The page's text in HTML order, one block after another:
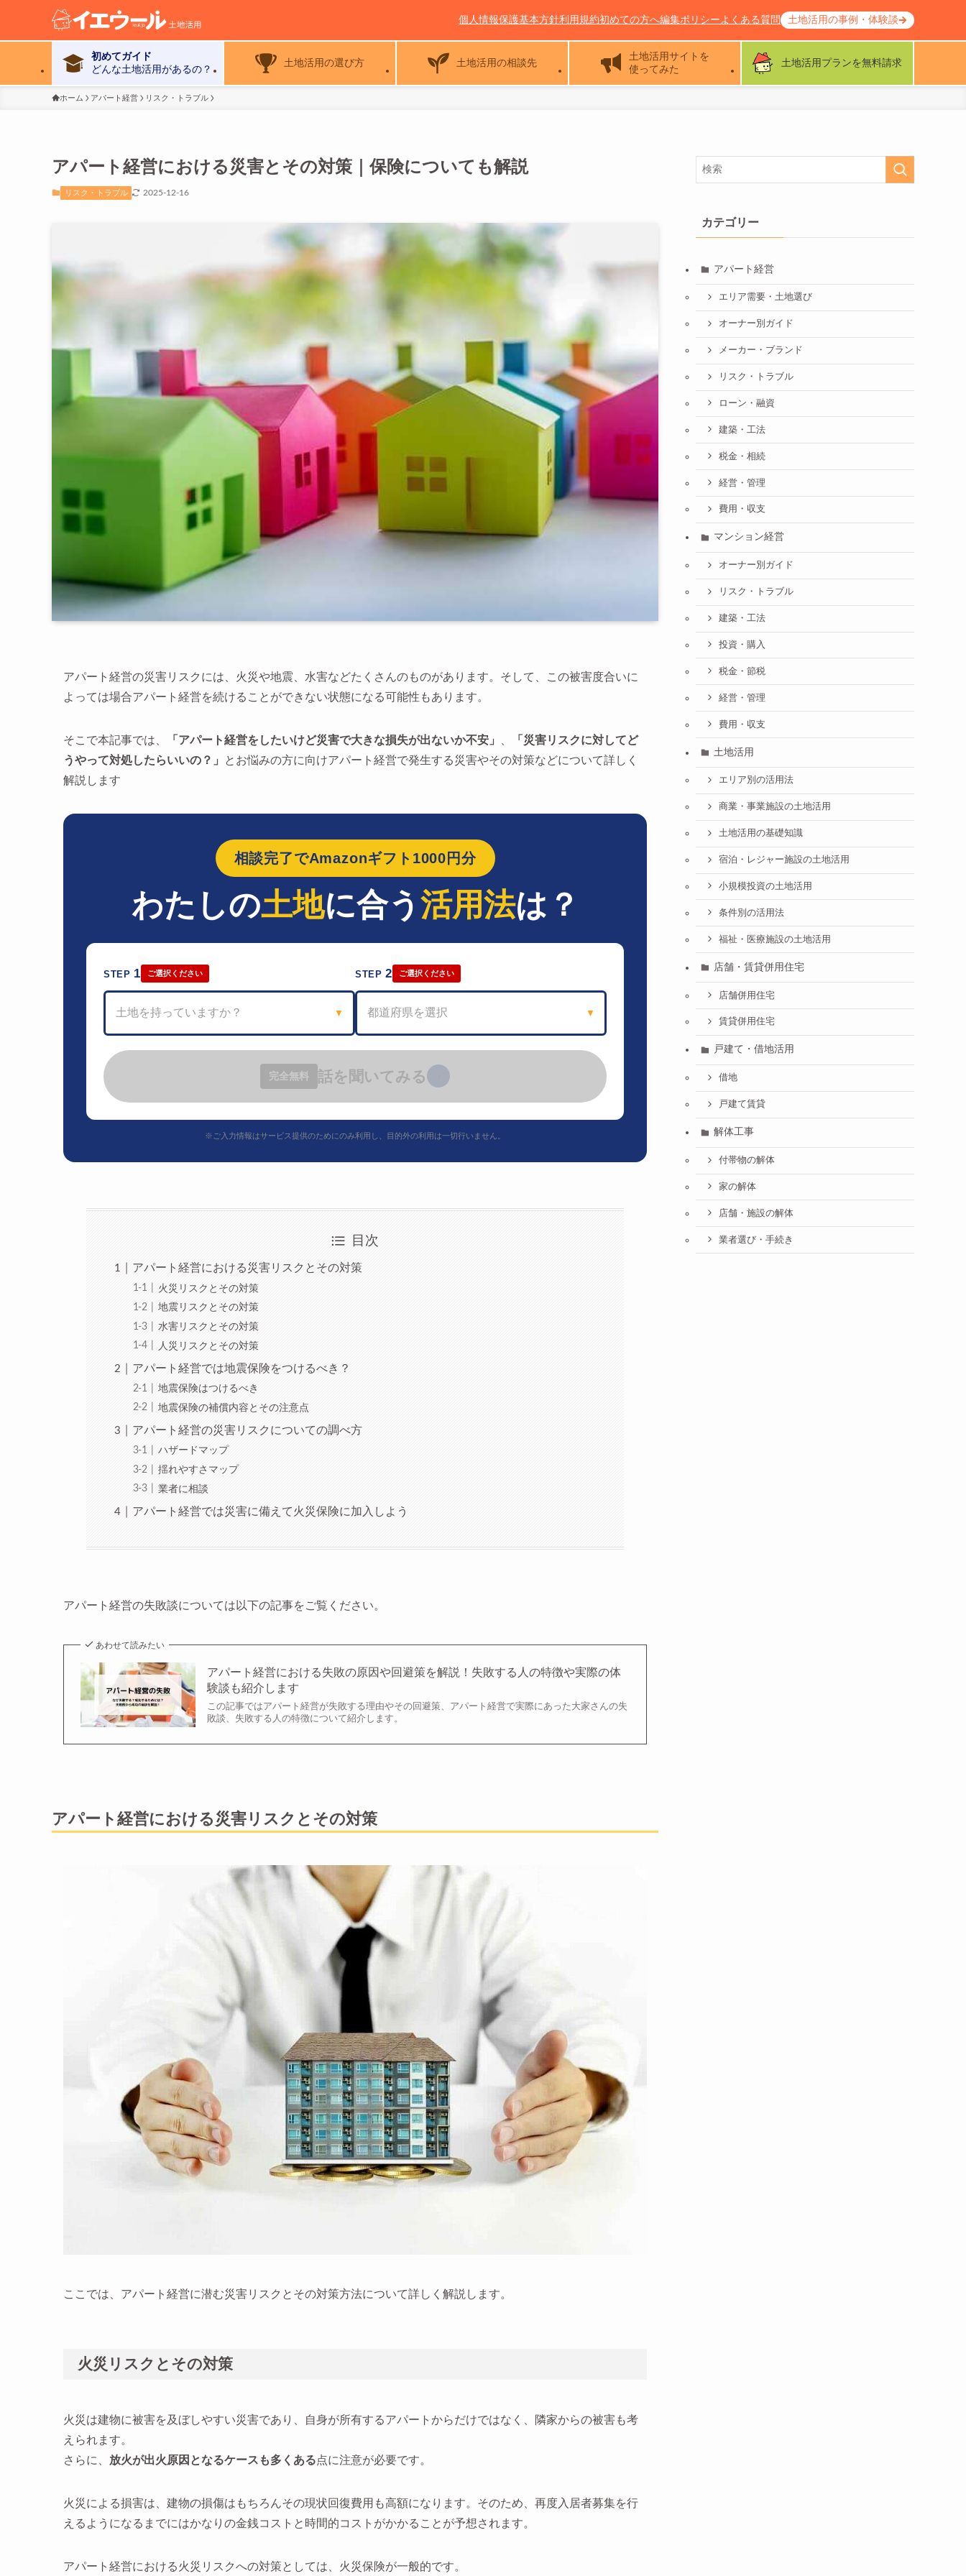
初めてガイド
どんな土地活用があるの？
土地活用の選び方 土地活用の相談先
土地活用サイトを
使ってみた
土地活用プランを無料請求
個人情報保護基本方針利用規約初めての方へ編集ポリシーよくある質問 土地活用の事例・体験談
ホーム アパート経営 リスク・トラブル
アパート経営における災害とその対策｜保険についても解説
リスク・トラブル 2025-12-16
アパート経営の災害リスクには、火災や地震、水害などたくさんのものがあります。そして、この被害度合いに
よっては場合アパート経営を続けることができない状態になる可能性もあります。
そこで本記事では、 「アパート経営をしたいけど災害で大きな損失が出ないか不安」
「災害リスクに対してど
うやって対処したらいいの？」
とお悩みの方に向けアパート経営で発生する災害やその対策などについて詳しく
解説します
相談完了でAmazonギフト1000円分
わたしの土地に合う 活用法は？
STEP 1 ご選択ください
土地を持っていますか？ ▼
STEP2 ご選択ください
都道府県を選択 ▼
完全無料 話を聞いてみる
※ご入力情報はサービス提供のためにのみ利用し、目的外の利用は一切行いません。
目次
アパート経営における災害リスクとその対策
火災リスクとその対策
地震リスクとその対策
水害リスクとその対策
人災リスクとその対策
アパート経営では地震保険をつけるべき？
地震保険はつけるべき
地震保険の補償内容とその注意点
アパート経営の災害リスクについての調べ方
ハザードマップ
揺れやすさマップ
業者に相談
アパート経営では災害に備えて火災保険に加入しよう
アパート経営の失敗談については以下の記事をご覧ください。
あわせて読みたい
アパート経営における失敗の原因や回避策を解説！失敗する人の特徴や実際の体
験談も紹介します
この記事ではアパート経営が失敗する理由やその回避策、アパート経営で実際にあった大家さんの失
敗談、失敗する人の特徴について紹介します。
アパート経営における災害リスクとその対策
ここでは、アパート経営に潜む災害リスクとその対策方法について詳しく解説します。
火災リスクとその対策
火災は建物に被害を及ぼしやすい災害であり、自身が所有するアパートからだけではなく、隣家からの被害も考
えられます。
さらに、 放火が出火原因となるケースも多くある点に注意が必要です。
火災による損害は、建物の損傷はもちろんその現状回復費用も高額になります。そのため、再度入居者募集を行
えるようになるまでにはかなりの金銭コストと時間的コストがかかることが予想されます。
アパート経営における火災リスクへの対策としては、火災保険が一般的です。
カテゴリー
アパート経営
エリア需要・土地選び
オーナー別ガイド
メーカー・ブランド
リスク・トラブル
ローン・融資
建築・工法
税金・相続
経営・管理
費用・収支
マンション経営
オーナー別ガイド
リスク・トラブル
建築・工法
投資・購入
税金・節税
経営・管理
費用・収支
土地活用
エリア別の活用法
商業・事業施設の土地活用
土地活用の基礎知識
宿泊・レジャー施設の土地活用
小規模投資の土地活用
条件別の活用法
福祉・医療施設の土地活用
店舗・賃貸併用住宅
店舗併用住宅
賃貸併用住宅
戸建て・借地活用
借地
戸建て賃貸
解体工事
付帯物の解体
家の解体
店舗・施設の解体
業者選び・手続き